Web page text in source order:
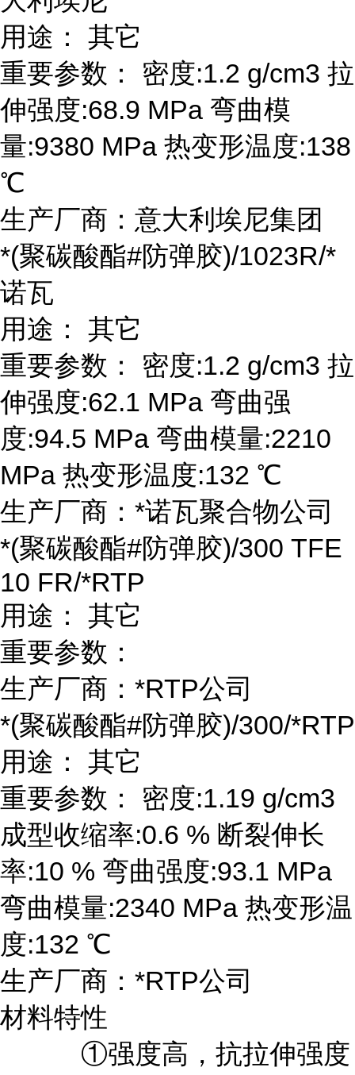
用途： 其它
重要参数： 密度:1.2 g/cm3 拉
伸强度:68.9 MPa 弯曲模
量:9380 MPa 热变形温度:138
℃
生产厂商：意大利埃尼集团
*(聚碳酸酯#防弹胶)/1023R/*
诺瓦
用途： 其它
重要参数： 密度:1.2 g/cm3 拉
伸强度:62.1 MPa 弯曲强
度:94.5 MPa 弯曲模量:2210
MPa 热变形温度:132 ℃
生产厂商：*诺瓦聚合物公司
*(聚碳酸酯#防弹胶)/300 TFE
10 FR/*RTP
用途： 其它
重要参数：
生产厂商：*RTP公司
*(聚碳酸酯#防弹胶)/300/*RTP
用途： 其它
重要参数： 密度:1.19 g/cm3
成型收缩率:0.6 % 断裂伸长
率:10 % 弯曲强度:93.1 MPa
弯曲模量:2340 MPa 热变形温
度:132 ℃
生产厂商：*RTP公司
材料特性
①强度高，抗拉伸强度